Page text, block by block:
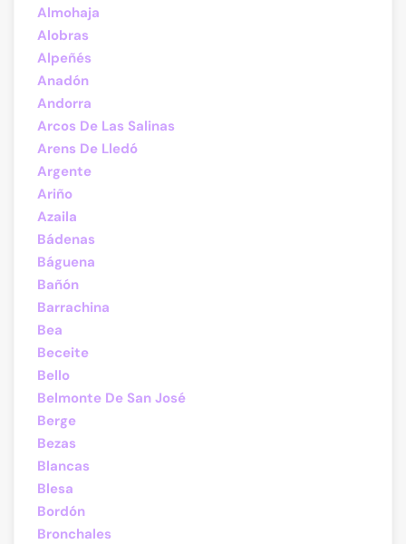
Almohaja
Alobras
Alpeñés
Anadón
Andorra
Arcos De Las Salinas
Arens De Lledó
Argente
Ariño
Azaila
Bádenas
Báguena
Bañón
Barrachina
Bea
Beceite
Bello
Belmonte De San José
Berge
Bezas
Blancas
Blesa
Bordón
Bronchales